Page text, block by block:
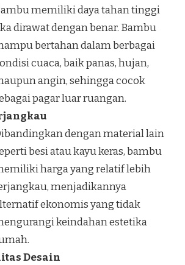
memiliki daya tahan tinggi
dirawat dengan benar. Bambu
bertahan dalam berbagai
cuaca, baik panas, hujan,
angin, sehingga cocok
pagar luar ruangan.
dengan material lain
besi atau kayu keras, bambu
harga yang relatif lebih
menjadikannya
ekonomis yang tidak
keindahan estetika
Desain